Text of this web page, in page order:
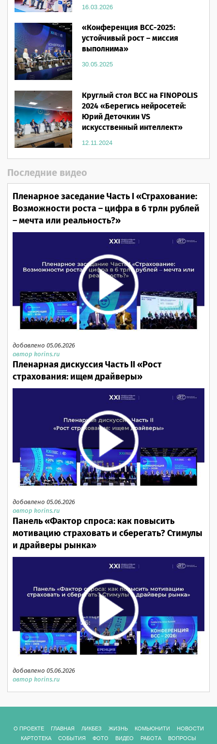
16.03.2026
«Конференция ВСС-2025:
устойчивый рост – миссия
выполнима»
30.05.2025
Круглый стол ВСС на FINOPOLIS
2024 «Берегись нейросетей:
Юрий Деточкин VS
искусственный интеллект»
12.11.2024
Последние видео
Пленарное заседание Часть I «Страхование:
Возможности роста – цифра в 6 трлн рублей
– мечта или реальность?»
добавлено 05.06.2026
автор korins.ru
Пленарная дискуссия Часть II «Рост
страхования: ищем драйверы»
добавлено 05.06.2026
автор korins.ru
Панель «Фактор спроса: как повысить
мотивацию страховать и сберегать? Стимулы
и драйверы рынка»
добавлено 05.06.2026
автор korins.ru
О ПРОЕКТЕ ГЛАВНАЯ ЛИКБЕЗ ЖИЗНЬ КОМЬЮНИТИ
НОВОСТИ
КАРТОТЕКА
СОБЫТИЯ ФОТО ВИДЕО РАБОТА ВОПРОСЫ